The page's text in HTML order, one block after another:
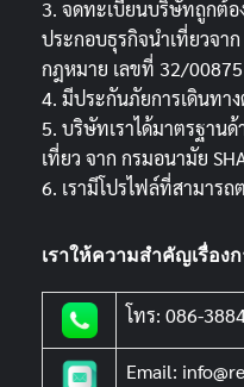
3. จดทะเบียนบริษัทถูกต้
ประกอบธุรกิจนำเที่ยวจา
กฎหมาย เลขที่ 32/00875
4. มีประกันภัยการเดินทา
5. บริษัทเราได้มาตรฐาน
เที่ยว จาก กรมอนามัย
6. เรามีโปรไฟล์ที่สามารถ
เราให้ความสำคัญเรื่อง
โทร: 086-
Email: